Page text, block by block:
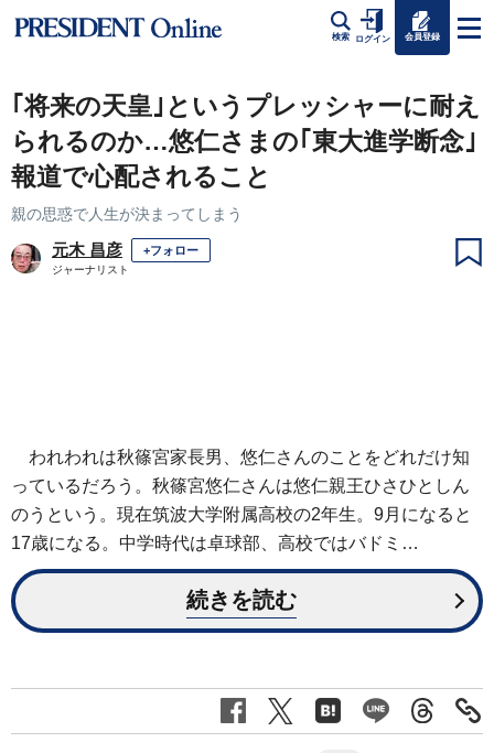
検索 ログイン 会員登録
｢将来の天皇｣というプレッシャーに耐え
られるのか…悠仁さまの｢東大進学断念｣
報道で心配されること
親の思惑で人生が決まってしまう
元木 昌彦 +フォロー
ジャーナリスト
われわれは秋篠宮家長男、悠仁さんのことをどれだけ知
っているだろう。秋篠宮悠仁さんは悠仁親王ひさひとしん
のうという。現在筑波大学附属高校の2年生。9月になると
17歳になる。中学時代は卓球部、高校ではバドミ…
続きを読む